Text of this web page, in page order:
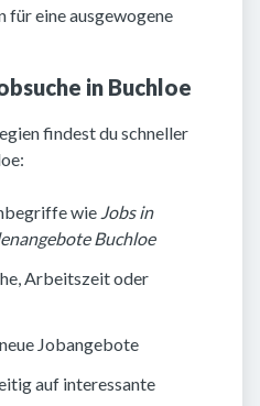
für eine ausgewogene
in Buchloe
findest du schneller
wie Jobs in
Buchloe
Arbeitszeit oder
Jobangebote
auf interessante